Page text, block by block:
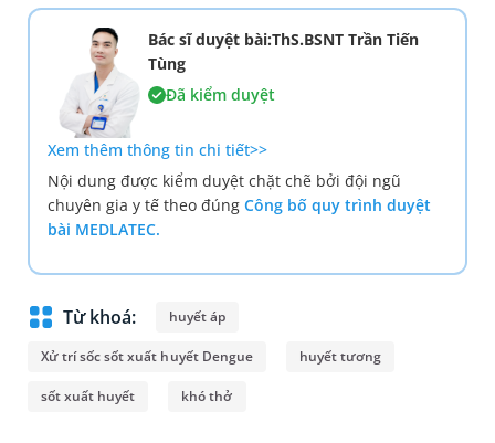
Bác sĩ duyệt bài:ThS.BSNT Trần Tiến
Tùng
Đã kiểm duyệt
Xem thêm thông tin chi tiết>>
Nội dung được kiểm duyệt chặt chẽ bởi đội ngũ
chuyên gia y tế theo đúng Công bố quy trình duyệt
bài MEDLATEC.
Từ khoá: huyết áp
Xử trí sốc sốt xuất huyết Dengue huyết tương
sốt xuất huyết khó thở